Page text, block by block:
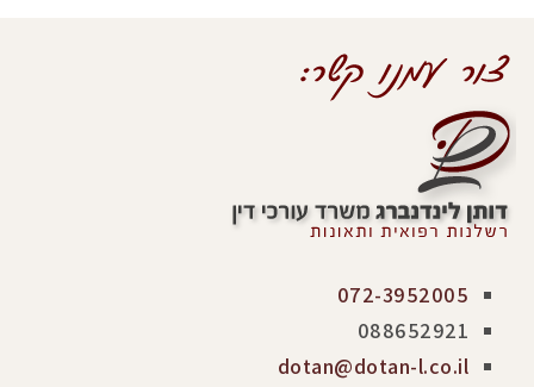
072-3952005
088652921
dotan@dotan-l.co.il